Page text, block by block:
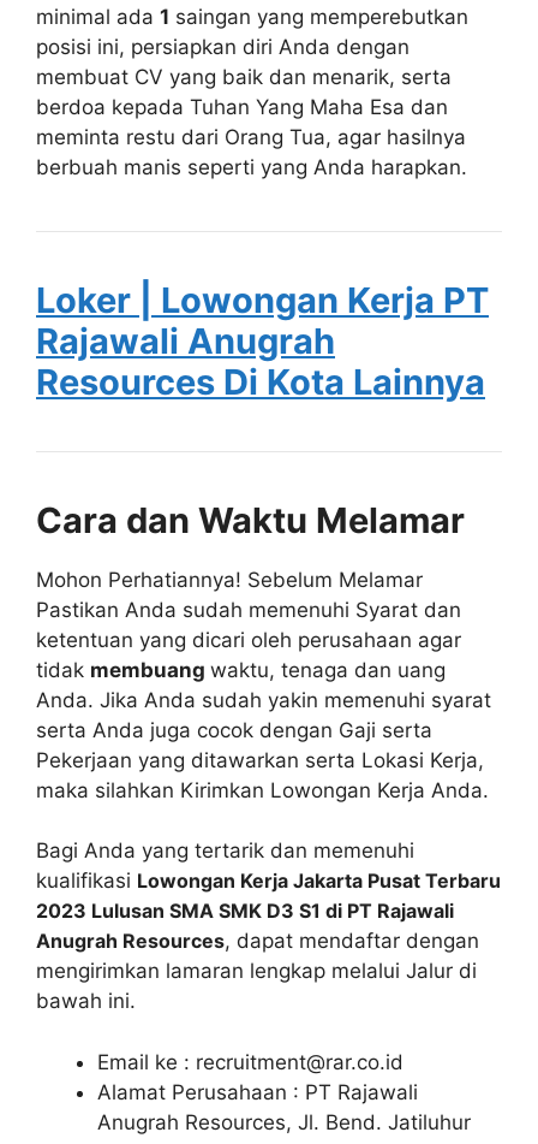
minimal ada 1 saingan yang memperebutkan
posisi ini, persiapkan diri Anda dengan
membuat CV yang baik dan menarik, serta
berdoa kepada Tuhan Yang Maha Esa dan
meminta restu dari Orang Tua, agar hasilnya
berbuah manis seperti yang Anda harapkan.
Loker | Lowongan Kerja PT
Rajawali Anugrah
Resources Di Kota Lainnya
Cara dan Waktu Melamar
Mohon Perhatiannya! Sebelum Melamar
Pastikan Anda sudah memenuhi Syarat dan
ketentuan yang dicari oleh perusahaan agar
tidak membuang waktu, tenaga dan uang
Anda. Jika Anda sudah yakin memenuhi syarat
serta Anda juga cocok dengan Gaji serta
Pekerjaan yang ditawarkan serta Lokasi Kerja,
maka silahkan Kirimkan Lowongan Kerja Anda.
Bagi Anda yang tertarik dan memenuhi
kualifikasi Lowongan Kerja Jakarta Pusat Terbaru
2023 Lulusan SMA SMK D3 S1 di PT Rajawali
Anugrah Resources, dapat mendaftar dengan
mengirimkan lamaran lengkap melalui Jalur di
bawah ini.
Email ke : recruitment@rar.co.id
Alamat Perusahaan : PT Rajawali
Anugrah Resources, Jl. Bend. Jatiluhur